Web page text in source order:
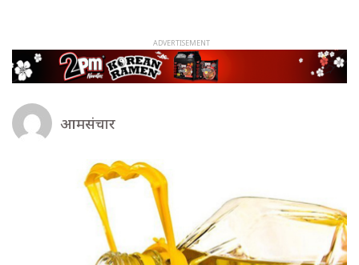
आमसंचार